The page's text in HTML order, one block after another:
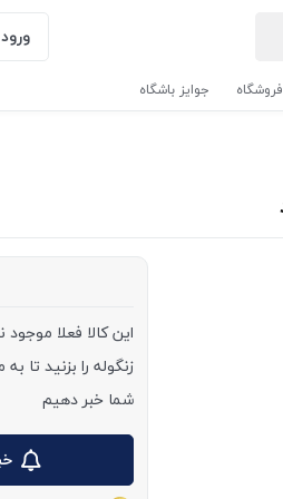
فروشگاه جوایز باشگاه
این کالا فعلا
زنگوله را بزنید
شما خبر دهیم